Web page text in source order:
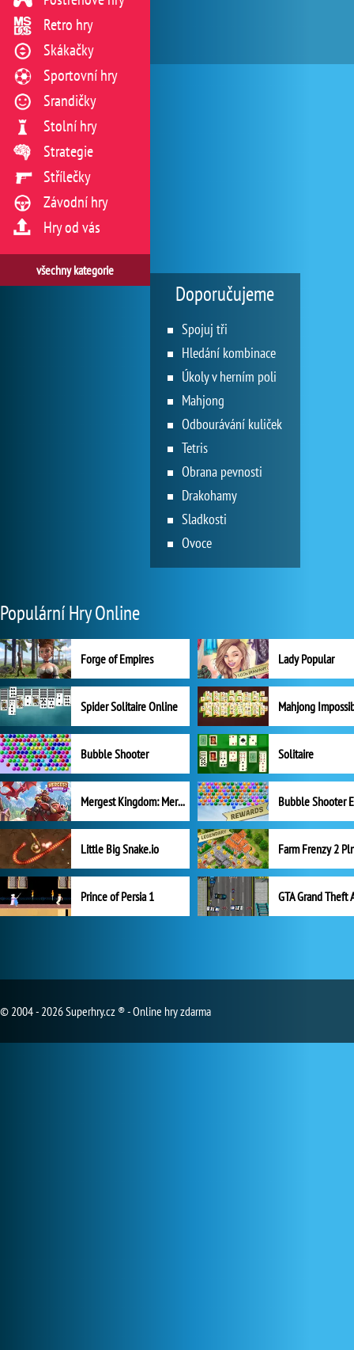
Retro hry
Skákačky
Sportovní hry
Srandičky
Stolní hry
Strategie
Střílečky
Závodní hry
Hry od vás
všechny kategorie
Doporučujeme
Spojuj tři
Hledání kombinace
Úkoly v herním poli
Mahjong
Odbourávání kuliček
Tetris
Obrana pevnosti
Drakohamy
Sladkosti
Ovoce
Populární Hry Online
Forge of Empires Lady Popular
Spider Solitaire Online Mahjong
Bubble Shooter Solitaire
Mergest Kingdom: Merge Puzzle
Little Big Snake.io
Prince of Persia 1 GTA Grand Theft
© 2004 - 2026 Superhry.cz ® - Online hry zdarma